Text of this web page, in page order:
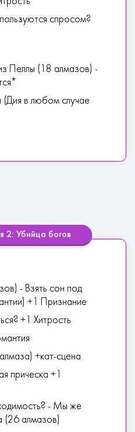
спросом?
Пеллы (18 алмазов) -
в любом случае
2: Убийца богов
- Взять сон под
+1 Признание
+1 Хитрость
+кат-сцена
прическа +1
- Мы же
(26 алмазов)